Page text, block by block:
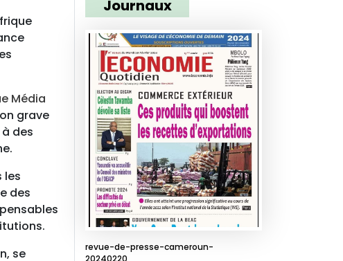
Média
grave
des
les
des
se
Journaux
revue-de-presse-cameroun-
20240220